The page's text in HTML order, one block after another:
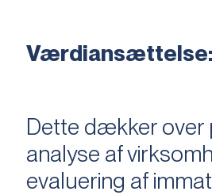
Værdiansættelse:
Dette dækker over
analyse af
evaluering af